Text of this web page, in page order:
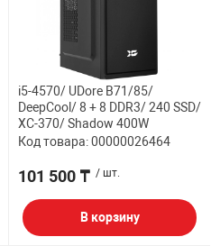
i5-4570/ UDore B71/85/
DeepCool/ 8 + 8 DDR3/ 240 SSD/
XC-370/ Shadow 400W
Код товара: 00000026464
101 500 ₸ / шт.
В корзину